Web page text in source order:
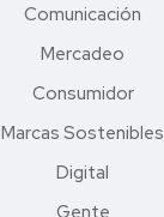
Comunicación
Mercadeo
Consumidor
Marcas Sostenibles
Digital
Gente